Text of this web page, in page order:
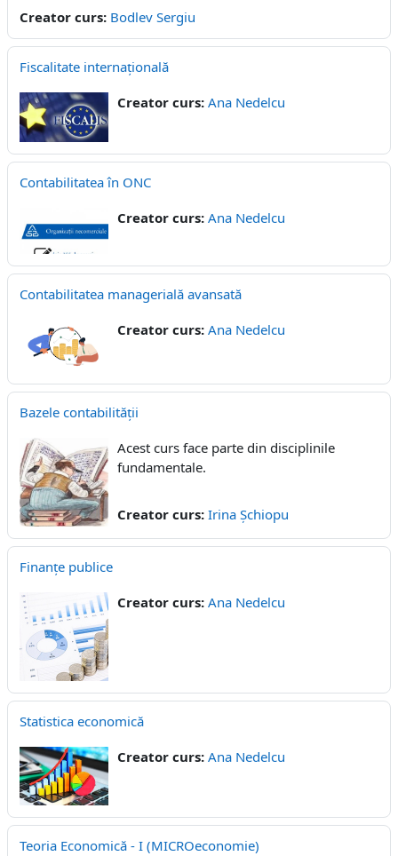
Creator curs: Bodlev Sergiu
Fiscalitate internațională
Creator curs: Ana Nedelcu
Contabilitatea în ONC
Creator curs: Ana Nedelcu
Contabilitatea managerială avansată
Creator curs: Ana Nedelcu
Bazele contabilității
Acest curs face parte din disciplinile
fundamentale.
Creator curs: Irina Șchiopu
Finanțe publice
Creator curs: Ana Nedelcu
Statistica economică
Creator curs: Ana Nedelcu
Teoria Economică - I (MICROeconomie)